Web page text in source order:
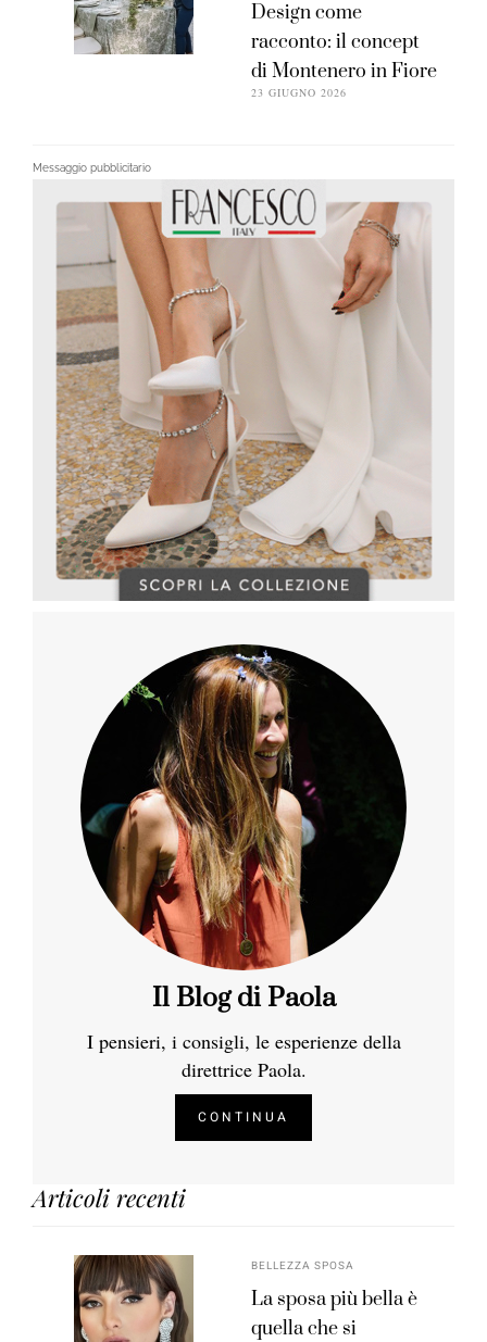
Design come
racconto: il concept
di Montenero in Fiore
23 GIUGNO 2026
Messaggio pubblicitario
Il Blog di Paola
I pensieri, i consigli, le esperienze della
direttrice Paola.
CONTINUA
Articoli recenti
BELLEZZA SPOSA
La sposa più bella è
quella che si